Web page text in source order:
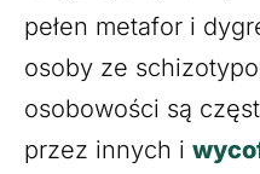
pełen metafor i
osoby ze
osobowości są
przez innych i